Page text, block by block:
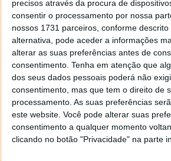
precisos através da procura de
consentir o processamento por nossa
nossos 1731 parceiros, conforme descrito
alternativa, pode aceder a informações
alterar as suas preferências antes de
consentimento. Tenha em atenção que
dos seus dados pessoais poderá não
consentimento, mas que tem o direito de
processamento. As suas preferências
este website. Você pode alterar suas
consentimento a qualquer momento
clicando no botão "Privacidade" na parte
Rentabilidade de Clientes/
Origem de Contacto
Produtos Preferenciais
Exportação de Dados